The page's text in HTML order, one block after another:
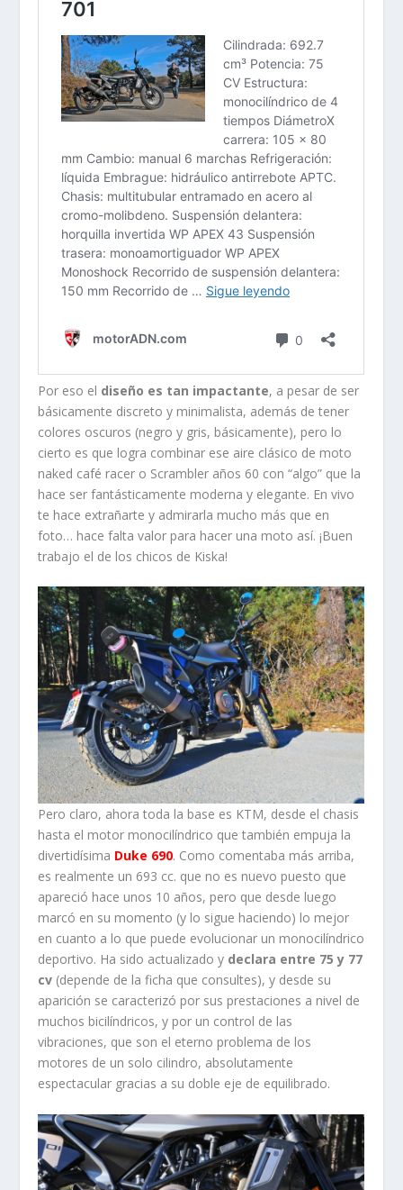
Por eso el diseño es tan impactante, a pesar de ser
básicamente discreto y minimalista, además de tener
colores oscuros (negro y gris, básicamente), pero lo
cierto es que logra combinar ese aire clásico de moto
naked café racer o Scrambler años 60 con “algo” que la
hace ser fantásticamente moderna y elegante. En vivo
te hace extrañarte y admirarla mucho más que en
foto… hace falta valor para hacer una moto así. ¡Buen
trabajo el de los chicos de Kiska!
Pero claro, ahora toda la base es KTM, desde el chasis
hasta el motor monocilíndrico que también empuja la
divertidísima Duke 690. Como comentaba más arriba,
es realmente un 693 cc. que no es nuevo puesto que
apareció hace unos 10 años, pero que desde luego
marcó en su momento (y lo sigue haciendo) lo mejor
en cuanto a lo que puede evolucionar un monocilíndrico
deportivo. Ha sido actualizado y declara entre 75 y 77
cv (depende de la ficha que consultes), y desde su
aparición se caracterizó por sus prestaciones a nivel de
muchos bicilíndricos, y por un control de las
vibraciones, que son el eterno problema de los
motores de un solo cilindro, absolutamente
espectacular gracias a su doble eje de equilibrado.